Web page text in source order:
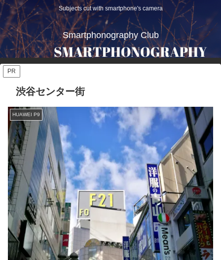
Subjects cut with smartphone's camera
Smartphonography Club
PR
渋谷センター街
HUAWEI P9